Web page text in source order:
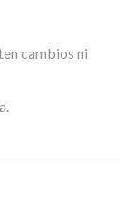
cambios ni